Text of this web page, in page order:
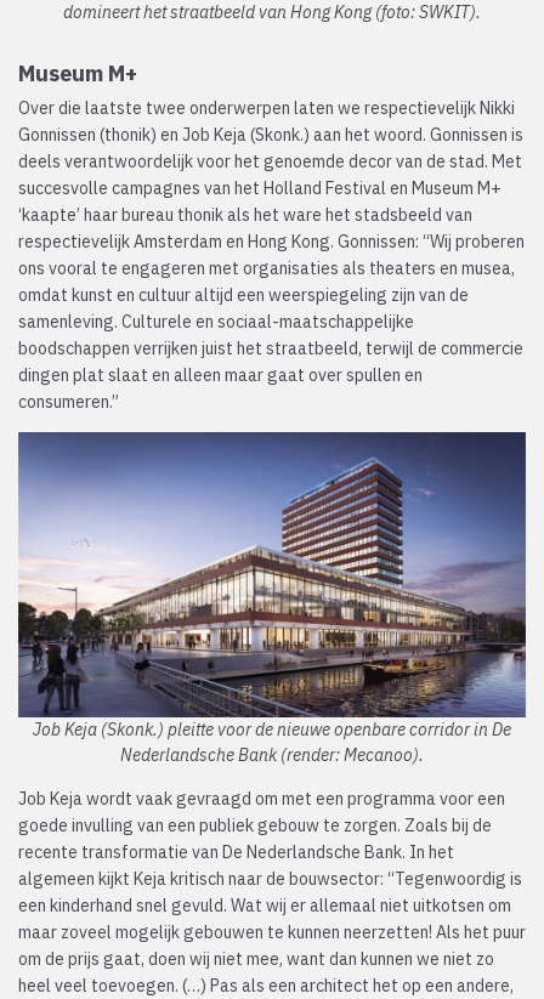
domineert het straatbeeld van Hong Kong (foto: SWKIT).
Museum M+
Over die laatste twee onderwerpen laten we respectievelijk Nikki
Gonnissen (thonik) en Job Keja (Skonk.) aan het woord. Gonnissen is
deels verantwoordelijk voor het genoemde decor van de stad. Met
succesvolle campagnes van het Holland Festival en Museum M+
‘kaapte’ haar bureau thonik als het ware het stadsbeeld van
respectievelijk Amsterdam en Hong Kong. Gonnissen: “Wij proberen
ons vooral te engageren met organisaties als theaters en musea,
omdat kunst en cultuur altijd een weerspiegeling zijn van de
samenleving. Culturele en sociaal-maatschappelijke
boodschappen verrijken juist het straatbeeld, terwijl de commercie
dingen plat slaat en alleen maar gaat over spullen en
consumeren.”
Job Keja (Skonk.) pleitte voor de nieuwe openbare corridor in De
Nederlandsche Bank (render: Mecanoo).
Job Keja wordt vaak gevraagd om met een programma voor een
goede invulling van een publiek gebouw te zorgen. Zoals bij de
recente transformatie van De Nederlandsche Bank. In het
algemeen kijkt Keja kritisch naar de bouwsector: “Tegenwoordig is
een kinderhand snel gevuld. Wat wij er allemaal niet uitkotsen om
maar zoveel mogelijk gebouwen te kunnen neerzetten! Als het puur
om de prijs gaat, doen wij niet mee, want dan kunnen we niet zo
heel veel toevoegen. (…) Pas als een architect het op een andere,